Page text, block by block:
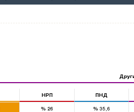
НРП ПНД
% 26 % 35,6